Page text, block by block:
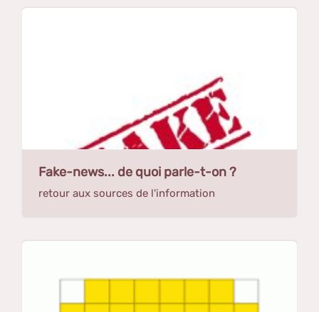
Fake-news... de quoi parle-t-on ?
retour aux sources de l'information